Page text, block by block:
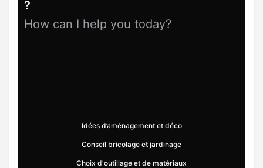
?
How can I help you today?
Idées d’aménagement et déco
Conseil bricolage et jardinage
Choix d'outillage et de matériaux